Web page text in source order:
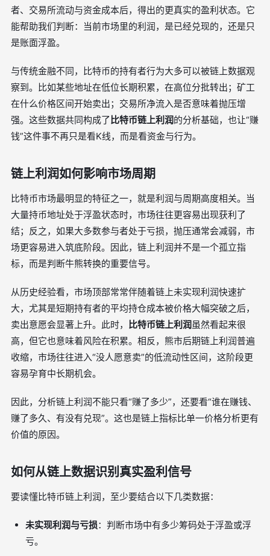
者、交易所流动与资金成本后，得出的更真实的盈利状态。它
能帮助我们判断：当前市场里的利润，是已经兑现的，还是只
是账面浮盈。
与传统金融不同，比特币的持有者行为大多可以被链上数据观
察到。比如某些地址在低位长期积累，在高位分批转出；矿工
在什么价格区间开始卖出；交易所净流入是否意味着抛压增
强。这些数据共同构成了比特币链上利润的分析基础，也让“赚
钱”这件事不再只是看K线，而是看资金与行为。
链上利润如何影响市场周期
比特币市场最明显的特征之一，就是利润与周期高度相关。当
大量持币地址处于浮盈状态时，市场往往更容易出现获利了
结；反之，如果大多数参与者处于亏损，抛压通常会减弱，市
场更容易进入筑底阶段。因此，链上利润并不是一个孤立指
标，而是判断牛熊转换的重要信号。
从历史经验看，市场顶部常常伴随着链上未实现利润快速扩
大，尤其是短期持有者的平均持仓成本被价格大幅突破之后，
卖出意愿会显著上升。此时， 比特币链上利润虽然看起来很
高，但它也意味着风险在积累。相反，熊市后期链上利润普遍
收缩，市场往往进入“没人愿意卖”的低流动性区间，这阶段更
容易孕育中长期机会。
因此，分析链上利润不能只看“赚了多少”，还要看“谁在赚钱、
赚了多久、有没有兑现”。这也是链上指标比单一价格分析更有
价值的原因。
如何从链上数据识别真实盈利信号
要读懂比特币链上利润，至少要结合以下几类数据：
未实现利润与亏损：判断市场中有多少筹码处于浮盈或浮
亏。